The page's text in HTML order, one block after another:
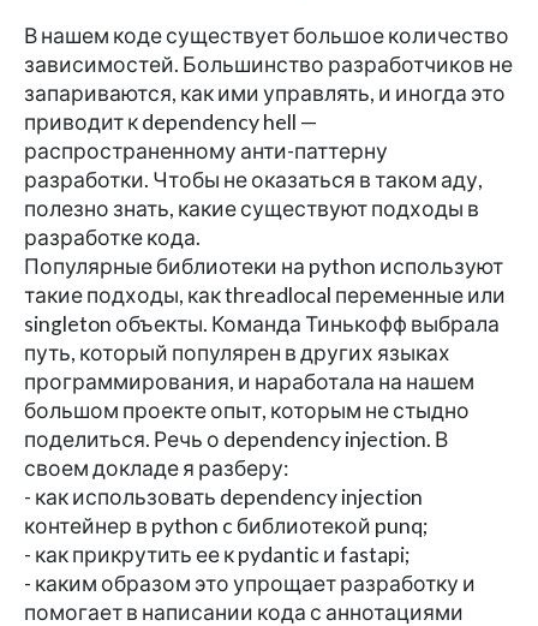
В нашем коде существует большое количество
зависимостей. Большинство разработчиков не
запариваются, как ими управлять, и иногда это
приводит к dependency hell —
распространенному анти-паттерну
разработки. Чтобы не оказаться в таком аду,
полезно знать, какие существуют подходы в
разработке кода.
Популярные библиотеки на python используют
такие подходы, как threadlocal переменные или
singleton объекты. Команда Тинькофф выбрала
путь, который популярен в других языках
программирования, и наработала на нашем
большом проекте опыт, которым не стыдно
поделиться. Речь о dependency injection. В
своем докладе я разберу:
- как использовать dependency injection
контейнер в python c библиотекой punq;
- как прикрутить ее к pydantic и fastapi;
- каким образом это упрощает разработку и
помогает в написании кода с аннотациями